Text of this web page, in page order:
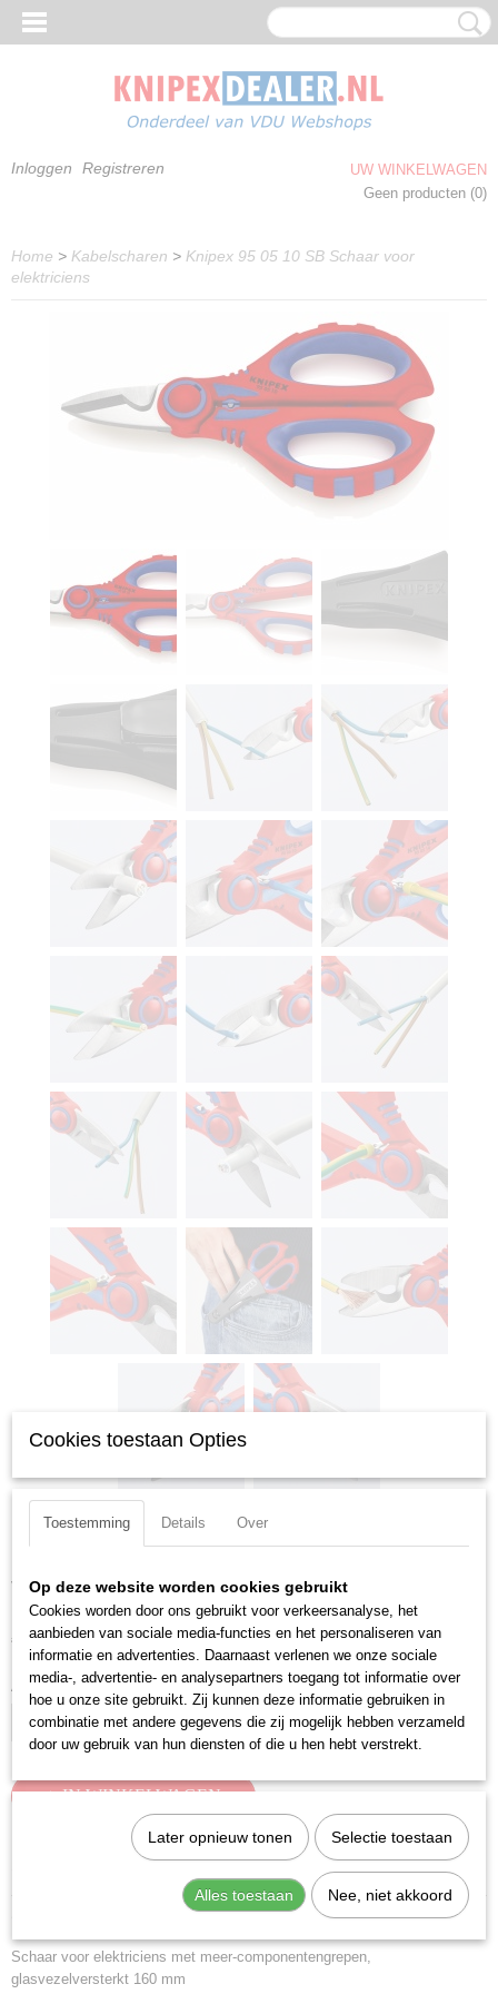
Inloggen Registreren
UW WINKELWAGEN
Geen producten (0)
Home > Kabelscharen > Knipex 95 05 10 SB Schaar voor
elektriciens
Knipex 95 05 10 SB Schaar
voor elektriciens
€ 28,70 € 20,30 (exclusief btw 21%)
Aantal
IN WINKELWAGEN
EAN code
4003773082125
Schaar voor elektriciens met meer-componentengrepen,
glasvezelversterkt 160 mm
Cookies toestaan Opties
Toestemming Details Over
Op deze website worden cookies gebruikt
Cookies worden door ons gebruikt voor verkeersanalyse, het
aanbieden van sociale media-functies en het personaliseren van
informatie en advertenties. Daarnaast verlenen we onze sociale
media-, advertentie- en analysepartners toegang tot informatie over
hoe u onze site gebruikt. Zij kunnen deze informatie gebruiken in
combinatie met andere gegevens die zij mogelijk hebben verzameld
door uw gebruik van hun diensten of die u hen hebt verstrekt.
Later opnieuw tonen Selectie toestaan
Alles toestaan Nee, niet akkoord